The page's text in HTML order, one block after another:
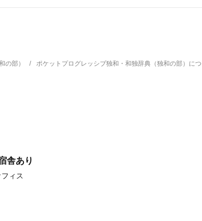
の部） ポケットプログレッシブ独和・和独辞典（独和の部）
舎あり
ィス